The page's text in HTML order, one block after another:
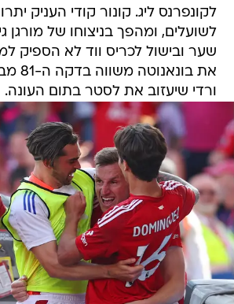
לקונפרנס ליג. קונור קודי העניק
לשועלים, ומהפך בניצוחו של מורגן
שער ובישול לכריס ווד לא
את
ורדי שיעזוב את לסטר בתום העונה.